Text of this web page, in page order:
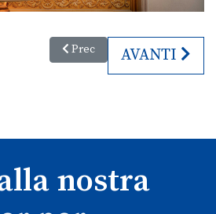
Articolo precedente: Le notti
Prec ARTICOLO
AVANTI
nostra